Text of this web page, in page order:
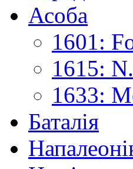
Асоба
1601:
1615:
1633:
Баталія